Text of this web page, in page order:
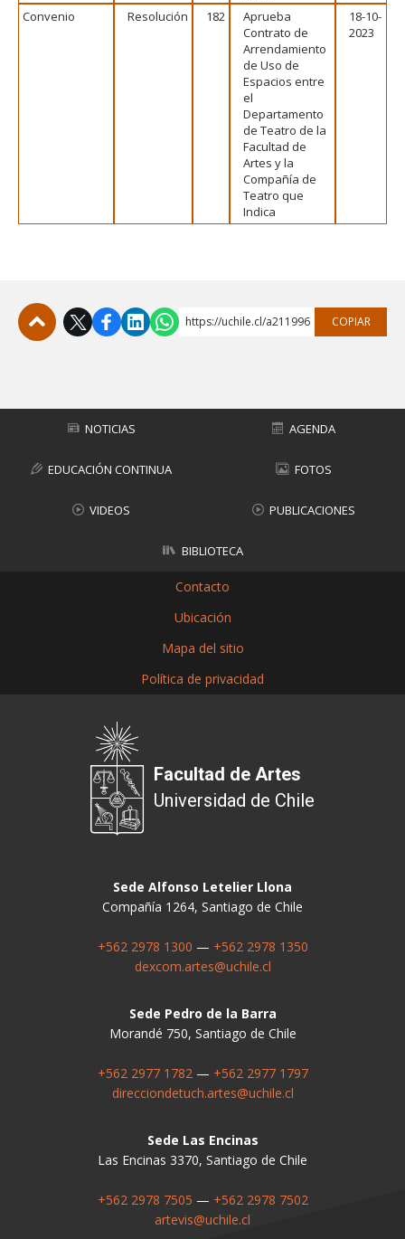
Convenio Resolución 182
Aprueba
Contrato de
Arrendamiento
de Uso de
Espacios entre
el
Departamento
de Teatro de la
Facultad de
Artes y la
Compañía de
Teatro que
Indica
18-10-
2023
https://uchile.cl/a211996 COPIAR
NOTICIAS AGENDA
EDUCACIÓN CONTINUA FOTOS
VIDEOS PUBLICACIONES
BIBLIOTECA
Contacto
Ubicación
Mapa del sitio
Política de privacidad
Facultad de Artes
Universidad de Chile
Sede Alfonso Letelier Llona
Compañía 1264, Santiago de Chile
+562 2978 1300 — +562 2978 1350
dexcom.artes@uchile.cl
Sede Pedro de la Barra
Morandé 750, Santiago de Chile
+562 2977 1782— +562 2977 1797
direcciondetuch.artes@uchile.cl
Sede Las Encinas
Las Encinas 3370, Santiago de Chile
+562 2978 7505 — +562 2978 7502
artevis@uchile.cl